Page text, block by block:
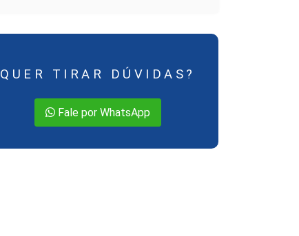
QUER TIRAR DÚVIDAS?
Fale por WhatsApp